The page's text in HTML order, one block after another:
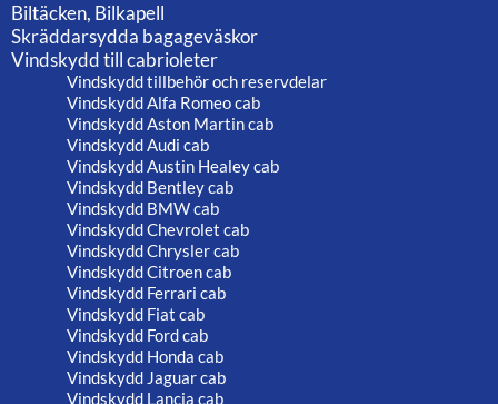
Biltäcken, Bilkapell
Skräddarsydda bagageväskor
Vindskydd till cabrioleter
Vindskydd tillbehör och reservdelar
Vindskydd Alfa Romeo cab
Vindskydd Aston Martin cab
Vindskydd Audi cab
Vindskydd Austin Healey cab
Vindskydd Bentley cab
Vindskydd BMW cab
Vindskydd Chevrolet cab
Vindskydd Chrysler cab
Vindskydd Citroen cab
Vindskydd Ferrari cab
Vindskydd Fiat cab
Vindskydd Ford cab
Vindskydd Honda cab
Vindskydd Jaguar cab
Vindskydd Lancia cab